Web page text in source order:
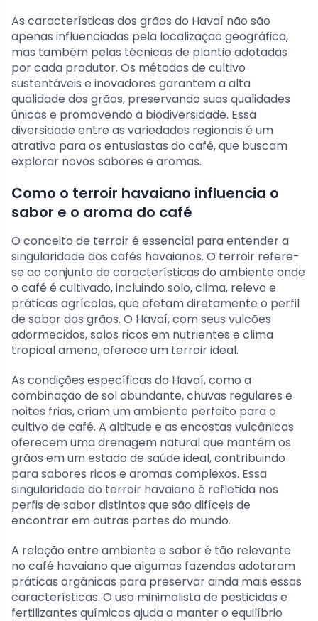
As características dos grãos do Havaí não são
apenas influenciadas pela localização geográfica,
mas também pelas técnicas de plantio adotadas
por cada produtor. Os métodos de cultivo
sustentáveis e inovadores garantem a alta
qualidade dos grãos, preservando suas qualidades
únicas e promovendo a biodiversidade. Essa
diversidade entre as variedades regionais é um
atrativo para os entusiastas do café, que buscam
explorar novos sabores e aromas.
Como o terroir havaiano influencia o
sabor e o aroma do café
O conceito de terroir é essencial para entender a
singularidade dos cafés havaianos. O terroir refere-
se ao conjunto de características do ambiente onde
o café é cultivado, incluindo solo, clima, relevo e
práticas agrícolas, que afetam diretamente o perfil
de sabor dos grãos. O Havaí, com seus vulcões
adormecidos, solos ricos em nutrientes e clima
tropical ameno, oferece um terroir ideal.
As condições específicas do Havaí, como a
combinação de sol abundante, chuvas regulares e
noites frias, criam um ambiente perfeito para o
cultivo de café. A altitude e as encostas vulcânicas
oferecem uma drenagem natural que mantém os
grãos em um estado de saúde ideal, contribuindo
para sabores ricos e aromas complexos. Essa
singularidade do terroir havaiano é refletida nos
perfis de sabor distintos que são difíceis de
encontrar em outras partes do mundo.
A relação entre ambiente e sabor é tão relevante
no café havaiano que algumas fazendas adotaram
práticas orgânicas para preservar ainda mais essas
características. O uso minimalista de pesticidas e
fertilizantes químicos ajuda a manter o equilíbrio